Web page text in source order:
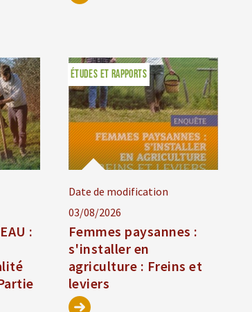
:
Date de modification
03/08/2026
Femmes paysannes :
s'installer en
agriculture : Freins et
leviers
ÉTUDES ET RAPPORTS